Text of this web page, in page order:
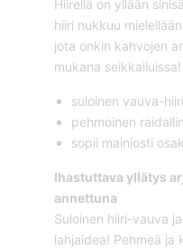
Hiirellä on yllään
hiiri nukkuu
jota onkin kahvojen
mukana seikkailuissa!
suloinen vauva-
pehmoinen
sopii mainiosti
Ihastuttava yllätys
annettuna
Suloinen hiiri-vauva
lahjaidea! Pehmeä ja